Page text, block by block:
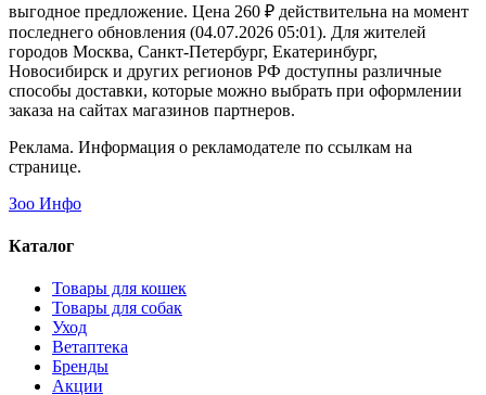
выгодное предложение. Цена 260 ₽ действительна на момент
последнего обновления (04.07.2026 05:01). Для жителей
городов Москва, Санкт-Петербург, Екатеринбург,
Новосибирск и других регионов РФ доступны различные
способы доставки, которые можно выбрать при оформлении
заказа на сайтах магазинов партнеров.
Реклама. Информация о рекламодателе по ссылкам на
странице.
Зоо Инфо
Каталог
Товары для кошек
Товары для собак
Уход
Ветаптека
Бренды
Акции